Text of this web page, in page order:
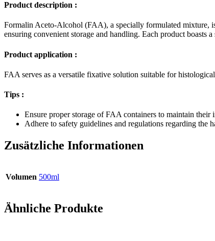
Product description :
Formalin Aceto-Alcohol (FAA), a specially formulated mixture,
ensuring convenient storage and handling. Each product
Product application :
FAA serves as a versatile fixative solution suitable for
Tips :
Ensure proper storage of FAA containers to maintain
Adhere to safety guidelines and regulations regarding
Zusätzliche Informationen
Volumen 500ml
Ähnliche Produkte